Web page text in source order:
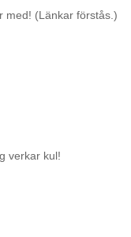
med! (Länkar förstås.)
verkar kul!